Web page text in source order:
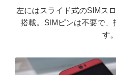
左にはスライド式のSIMス
搭載。SIMピンは不要で、
す。